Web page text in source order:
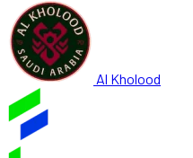
Al Kholood